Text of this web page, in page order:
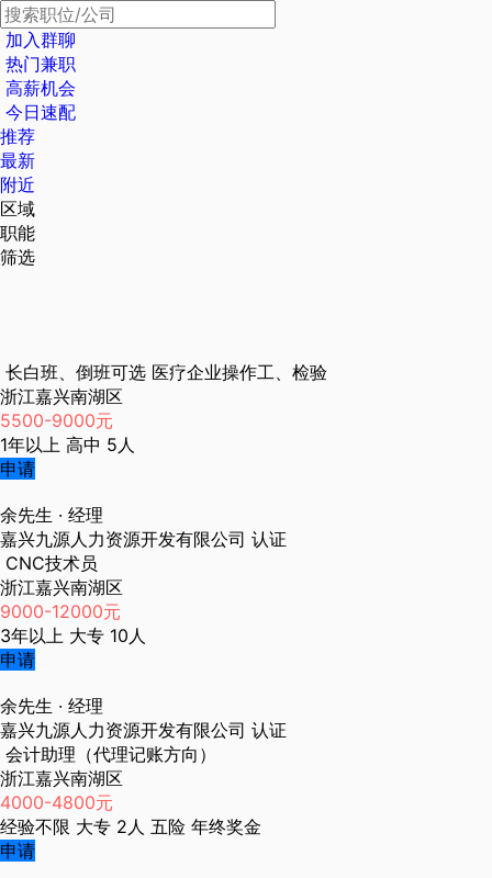
加入群聊
热门兼职
高薪机会
今日速配
推荐
最新
附近
区域
职能
筛选
长白班、倒班可选 医疗企业操作工、检验
浙江嘉兴南湖区
5500-9000元
1年以上 高中 5人
申请
余先生 · 经理
嘉兴九源人力资源开发有限公司 认证
CNC技术员
浙江嘉兴南湖区
9000-12000元
3年以上 大专 10人
申请
余先生 · 经理
嘉兴九源人力资源开发有限公司 认证
会计助理（代理记账方向）
浙江嘉兴南湖区
4000-4800元
经验不限 大专 2人 五险 年终奖金
申请